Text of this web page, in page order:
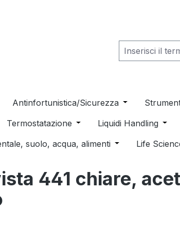
or close the dropdown menu from the
Antinfortunistica/Sicurezza Open or
or close the dropdown menu from the
Termostatazione Open or close the
Liquidi Handling
menu from the category Pulizia e
suolo, acqua, alimenti Open or close
Life
441 chiare,